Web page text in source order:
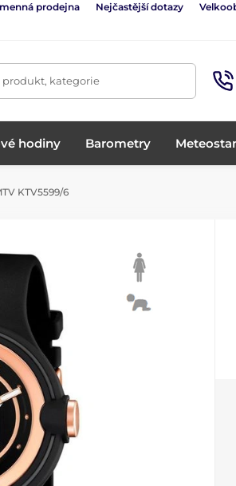
prodejna Nejčastější dotazy
produkt, kategorie
hodiny Barometry
KTV5599/6